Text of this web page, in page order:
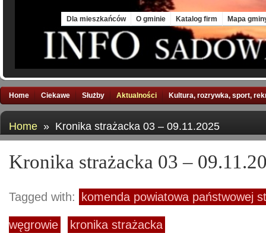
Dla mieszkańców O gminie Katalog firm Mapa
Home Ciekawe Służby Aktualności Kultura, rozrywka, sport,
Home » Kronika strażacka 03 – 09.11.2025
Kronika strażacka 03 –
Tagged with: komenda powiatowa państwowej
węgrowie kronika strażacka